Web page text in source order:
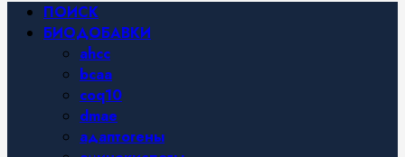
Основное
меню
ПОИСК
БИОДОБАВКИ
ahcc
bcaa
coq10
dmae
адаптогены